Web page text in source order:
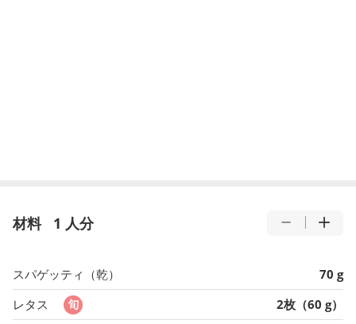
材料 1 人分
スパゲッティ（乾）
70 g
レタス
2枚（60 g）